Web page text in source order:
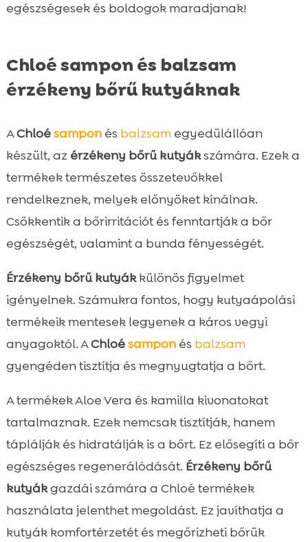
egészségesek és boldogok maradjanak!
Chloé sampon és balzsam
érzékeny bőrű kutyáknak
AChloésamponés balzsamegyedülállóan
készült, az érzékeny bőrű kutyákszámára. Ezek a
termékek természetes összetevőkkel
rendelkeznek, melyek előnyöket kínálnak.
Csökkentik a bőrirritációt és fenntartják a bőr
egészségét, valamint a bunda fényességét.
Érzékeny bőrű kutyákkülönös figyelmet
igényelnek. Számukra fontos, hogy kutyaápolási
termékeik mentesek legyenek a káros vegyi
anyagoktól. AChloésamponés balzsam
gyengéden tisztítja és megnyugtatja a bőrt.
A termékek Aloe Vera és kamilla kivonatokat
tartalmaznak. Ezek nemcsak tisztítják, hanem
táplálják és hidratálják is a bőrt. Ez elősegíti a bőr
egészséges regenerálódását. Érzékeny bőrű
kutyákgazdái számára a Chloé termékek
használata jelenthet megoldást. Ez javíthatja a
kutyák komfortérzetét és megőrizheti bőrük